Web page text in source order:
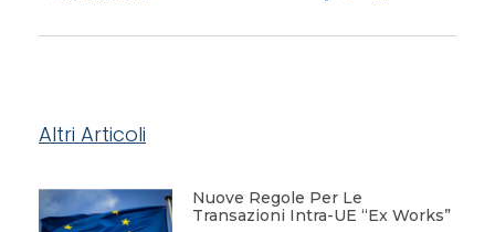
Altri Articoli
Nuove Regole Per Le
Transazioni Intra-UE “Ex Works”